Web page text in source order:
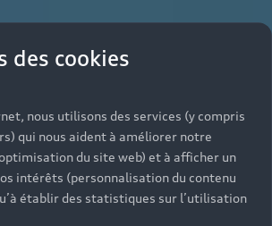
des cookies
nous utilisons des services (y compris
qui nous aident à améliorer notre
du site web) et à afficher un
intérêts (personnalisation du contenu
établir des statistiques sur l’utilisation